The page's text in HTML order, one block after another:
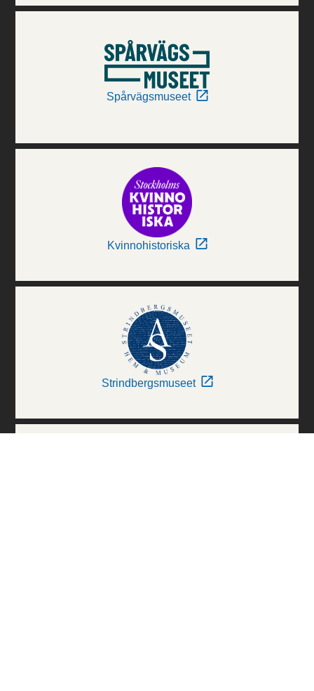
Spårvägsmuseet
Kvinnohistoriska
Strindbergsmuseet